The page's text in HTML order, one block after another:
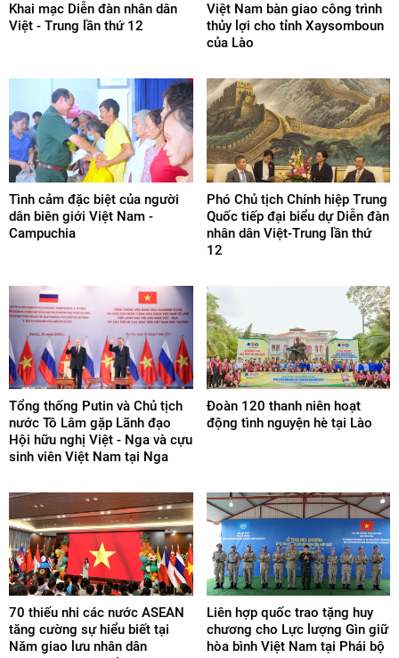
Khai mạc Diễn đàn nhân dân
Việt - Trung lần thứ 12
Việt Nam bàn giao công trình
thủy lợi cho tỉnh Xaysomboun
của Lào
Tình cảm đặc biệt của người
dân biên giới Việt Nam -
Campuchia
Phó Chủ tịch Chính hiệp Trung
Quốc tiếp đại biểu dự Diễn đàn
nhân dân Việt-Trung lần thứ
12
Tổng thống Putin và Chủ tịch
nước Tô Lâm gặp Lãnh đạo
Hội hữu nghị Việt - Nga và cựu
sinh viên Việt Nam tại Nga
Đoàn 120 thanh niên hoạt
động tình nguyện hè tại Lào
70 thiếu nhi các nước ASEAN
tăng cường sự hiểu biết tại
Năm giao lưu nhân dân
Liên hợp quốc trao tặng huy
chương cho Lực lượng Gìn giữ
hòa bình Việt Nam tại Phái bộ